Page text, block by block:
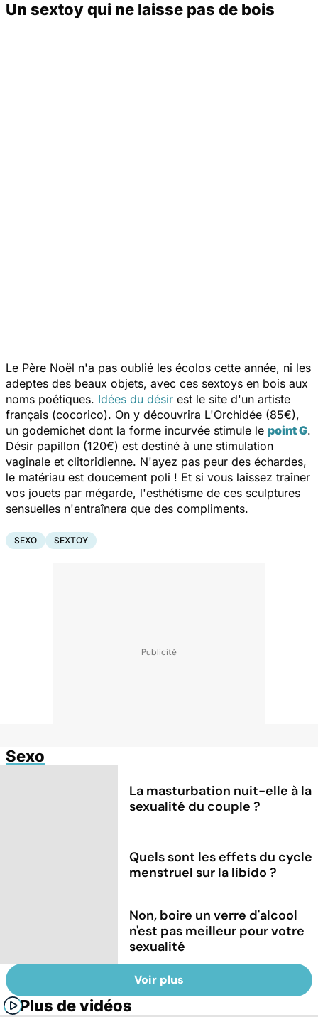
Un sextoy qui ne laisse pas de bois
Le Père Noël n'a pas oublié les écolos cette année, ni les
adeptes des beaux objets, avec ces sextoys en bois aux
noms poétiques. Idées du désir est le site d'un artiste
français (cocorico). On y découvrira L'Orchidée (85€),
un godemichet dont la forme incurvée stimule le point G.
Désir papillon (120€) est destiné à une stimulation
vaginale et clitoridienne. N'ayez pas peur des échardes,
le matériau est doucement poli ! Et si vous laissez traîner
vos jouets par mégarde, l'esthétisme de ces sculptures
sensuelles n'entraînera que des compliments.
SEXO SEXTOY
Sexo
La masturbation nuit-elle à la
sexualité du couple ?
Quels sont les effets du cycle
menstruel sur la libido ?
Non, boire un verre d'alcool
n'est pas meilleur pour votre
sexualité
Voir plus
Plus de vidéos